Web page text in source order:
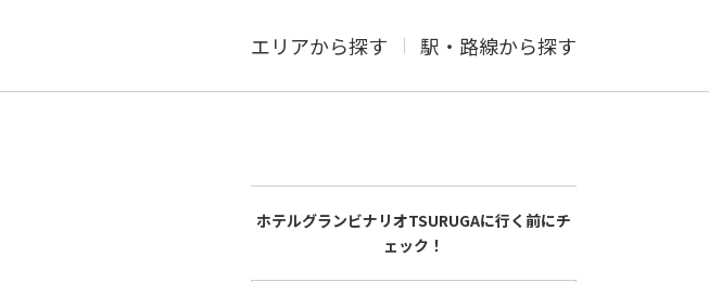
エリアから探す 駅・路線から探す
ホテルグランビナリオTSURUGAに行く前にチ
ェック！